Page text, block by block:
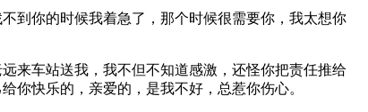
到你的时候我着急了，那个时候很需要你，我太想你
来车站送我，我不但不知道感激，还怪你把责任推给
你快乐的，亲爱的，是我不好，总惹你伤心。